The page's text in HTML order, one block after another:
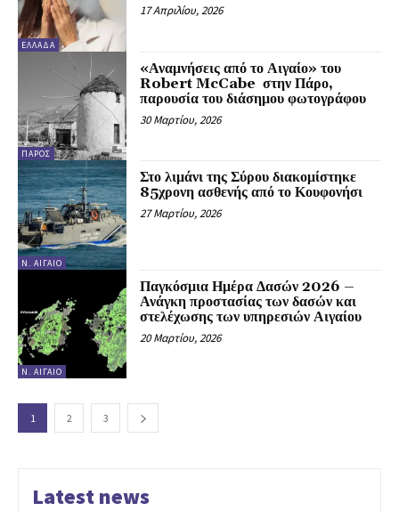
ΕΛΛΆΔΑ
17 Απριλίου, 2026
ΠΆΡΟΣ
«Αναμνήσεις από το Αιγαίο» του
Robert McCabe στην Πάρο,
παρουσία του διάσημου φωτογράφου
30 Μαρτίου, 2026
Ν. ΑΙΓΑΊΟ
Στο λιμάνι της Σύρου διακομίστηκε
85χρονη ασθενής από το Κουφονήσι
27 Μαρτίου, 2026
Ν. ΑΙΓΑΊΟ
Παγκόσμια Ημέρα Δασών 2026 –
Ανάγκη προστασίας των δασών και
στελέχωσης των υπηρεσιών Αιγαίου
20 Μαρτίου, 2026
1 2 3
Latest news